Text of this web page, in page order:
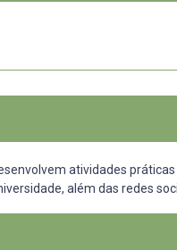
atividades práticas
além das redes